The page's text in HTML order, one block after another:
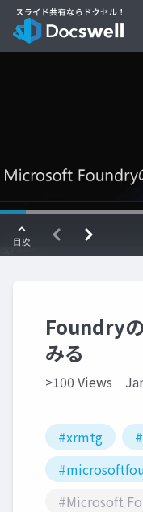
Foundry
みる
>100 Views
#xrmtg
#Microsoft